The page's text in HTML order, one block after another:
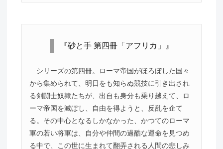
『砂と手 第四冊「アフリカ」』
シリーズの第四冊。ローマ帝国がほろぼした国々
から集められて、明日をも知らぬ競技に引き出され
る剣闘士奴隷たちが、出自も身分も乗り越えて、ロ
ーマ帝国を滅ぼし、自由を得ようと、反乱を企て
る。その中心となるしかなかった、かつてのローマ
軍の若い将軍は、自分や仲間の過酷な運命を見つめ
る中で、この世に生まれて翻弄される人間の悲しみ